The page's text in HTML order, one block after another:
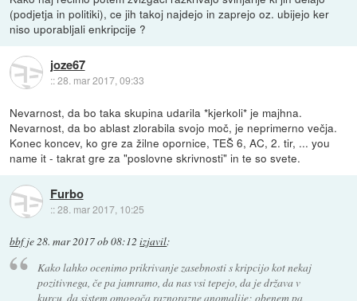
(podjetja in politiki), ce jih takoj najdejo in zaprejo oz. ubijejo ker
niso uporabljali enkripcije ?
joze67
::28. mar 2017, 09:33
Nevarnost, da bo taka skupina udarila *kjerkoli* je majhna.
Nevarnost, da bo ablast zlorabila svojo moč, je neprimerno večja.
Konec koncev, ko gre za žilne opornice, TEŠ 6, AC, 2. tir, ... you
name it - takrat gre za "poslovne skrivnosti" in te so svete.
Furbo
::28. mar 2017, 10:25
bbfje28. mar 2017 ob 08:12 izjavil:
Kako lahko ocenimo prikrivanje zasebnosti s kripcijo kot nekaj
pozitivnega, če pa jamramo, da nas vsi tepejo, da je država v
kurcu, da sistem omogoča raznorazne anomalije; obenem pa